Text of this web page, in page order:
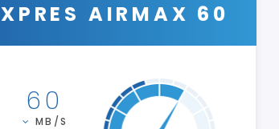
XPRES AIRMAX 60
60
MB/S